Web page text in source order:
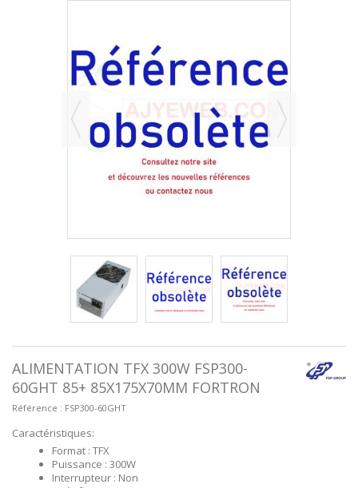
ALIMENTATION TFX 300W FSP300-
60GHT 85+ 85X175X70MM FORTRON
Référence : FSP300-60GHT
Caractéristiques:
Format : TFX
Puissance : 300W
Interrupteur : Non